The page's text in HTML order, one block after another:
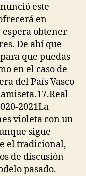
este
en
obtener
De ahí que
que puedas
en el caso de
del País Vasco
2021La
violeta con un
sigue
el tradicional,
de discusión
pasado.